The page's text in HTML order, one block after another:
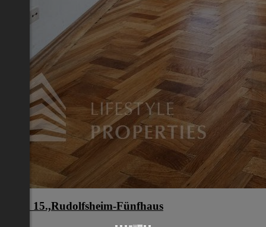
Wien 15.,Rudolfsheim-Fünfhaus